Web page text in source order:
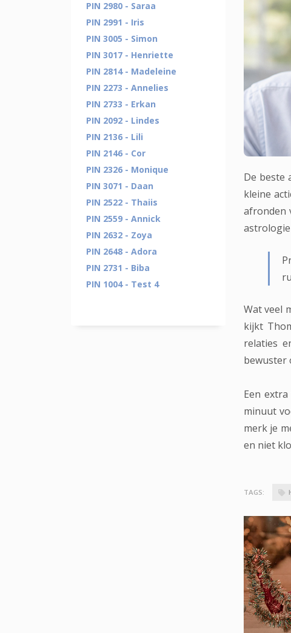
De beste
kleine
afronden
Wat veel
kijkt
relaties
bewuster
Een
minuut
merk je
en niet
TAGS:
PIN 2980 - Saraa
PIN 2991 - Iris
PIN 3005 - Simon
PIN 3017 - Henriette
PIN 2814 - Madeleine
PIN 2273 - Annelies
PIN 2733 - Erkan
PIN 2092 - Lindes
PIN 2136 - Lili
PIN 2146 - Cor
PIN 2326 - Monique
PIN 3071 - Daan
PIN 2522 - Thaiis
PIN 2559 - Annick
PIN 2632 - Zoya
PIN 2648 - Adora
PIN 2731 - Biba
PIN 1004 - Test 4